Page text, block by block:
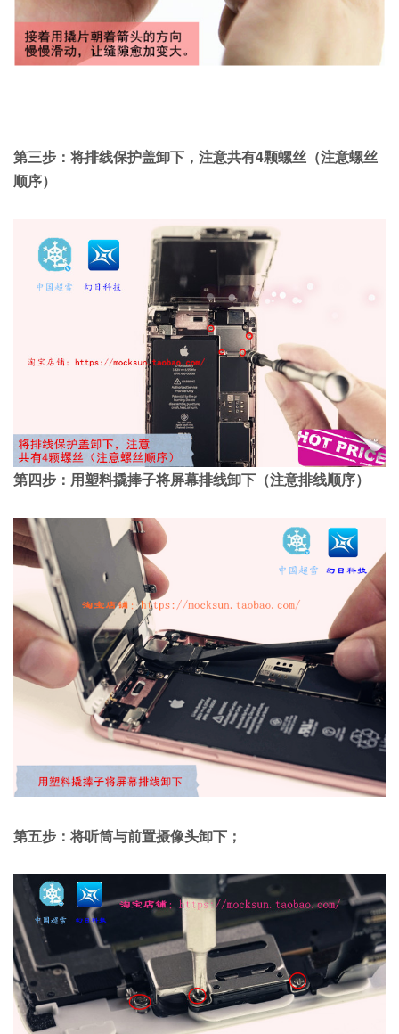
第三步：将排线保护盖卸下，注意共有4颗螺丝（注意螺丝
顺序）
第四步：用塑料撬捧子将屏幕排线卸下（注意排线顺序）
第五步：将听筒与前置摄像头卸下；